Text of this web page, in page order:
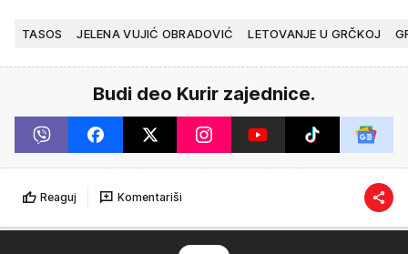
TASOS JELENA VUJIĆ OBRADOVIĆ LETOVANJE U GRČKOJ
Budi deo Kurir zajednice.
Reaguj Komentariši